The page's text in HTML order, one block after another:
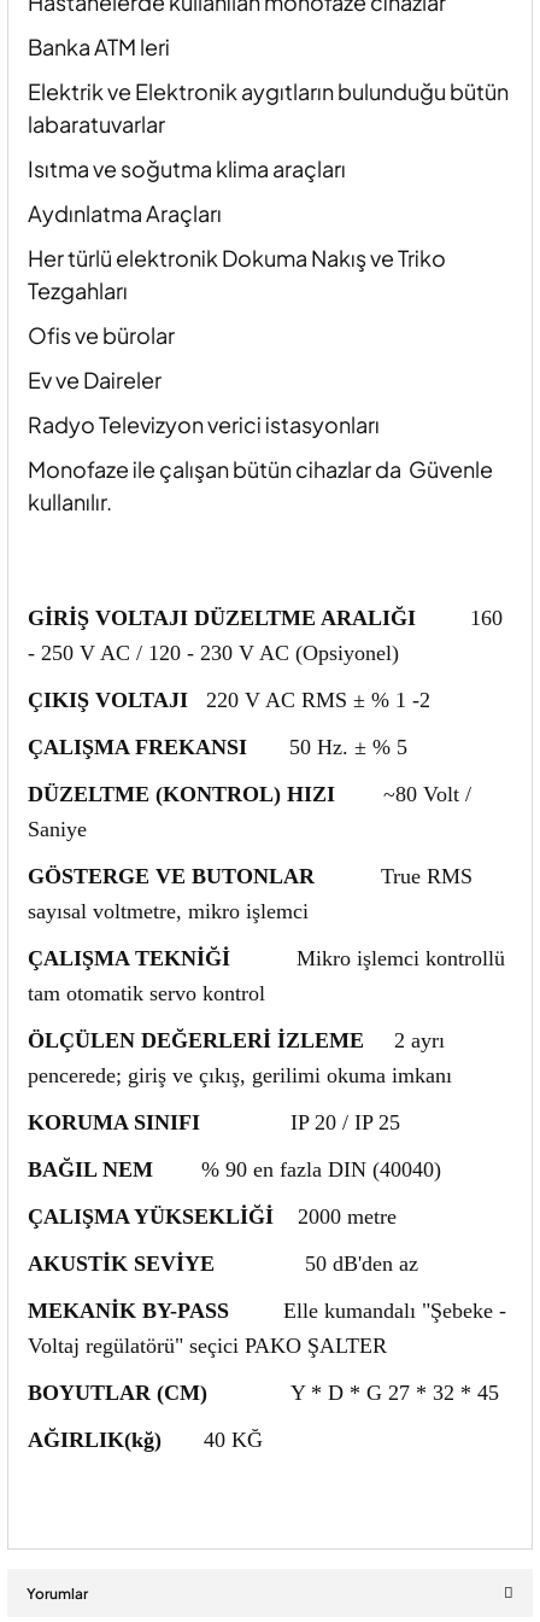
Banka ATM leri
Elektrik ve Elektronik aygıtların bulunduğu bütün
labaratuvarlar
Isıtma ve soğutma klima araçları
Aydınlatma Araçları
Her türlü elektronik Dokuma Nakış ve Triko
Tezgahları
Ofis ve bürolar
Ev ve Daireler
Radyo Televizyon verici istasyonları
Monofaze ile çalışan bütün cihazlar da Güvenle
kullanılır.
GİRİŞ VOLTAJI DÜZELTME ARALIĞI 160
- 250 V AC / 120 - 230 V AC (Opsiyonel)
ÇIKIŞ VOLTAJI
220 V AC RMS ± % 1 -2
ÇALIŞMA FREKANSI 50 Hz. ± % 5
DÜZELTME (KONTROL) HIZI
~80 Volt /
Saniye
GÖSTERGE VE BUTONLARTrue RMS
sayısal voltmetre, mikro işlemci
ÇALIŞMA TEKNİĞİ Mikro işlemci kontrollü
tam otomatik servo kontrol
ÖLÇÜLEN DEĞERLERİ İZLEME 2 ayrı
pencerede; giriş ve çıkış, gerilimi okuma imkanı
KORUMA SINIFI
IP 20 / IP 25
BAĞIL NEM % 90 en fazla DIN (40040)
ÇALIŞMA YÜKSEKLİĞİ
2000 metre
AKUSTİK SEVİYE
50 dB'den az
MEKANİK BY-PASS
Elle kumandalı "Şebeke -
Voltaj regülatörü" seçici PAKO ŞALTER
BOYUTLAR (CM)
Y * D * G 27 * 32 * 45
AĞIRLIK(kğ) 40 KĞ
Yorumlar